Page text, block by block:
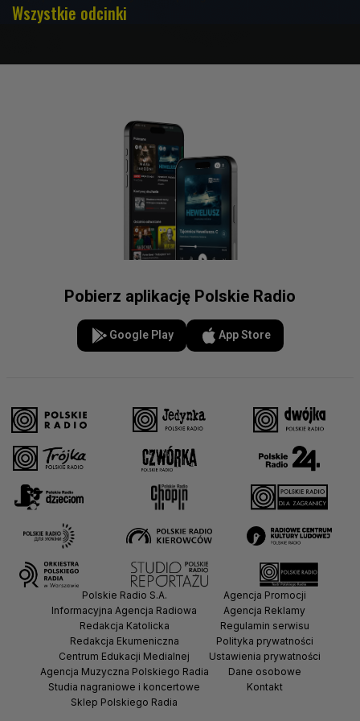
Wszystkie odcinki
Pobierz aplikację Polskie Radio
Google Play App Store
Polskie Radio S.A.
Informacyjna Agencja Radiowa
Redakcja Katolicka
Redakcja Ekumeniczna
Centrum Edukacji Medialnej
Agencja Muzyczna Polskiego Radia
Studia nagraniowe i koncertowe
Sklep Polskiego Radia
Agencja Promocji
Agencja Reklamy
Regulamin serwisu
Polityka prywatności
Ustawienia prywatności
Dane osobowe
Kontakt